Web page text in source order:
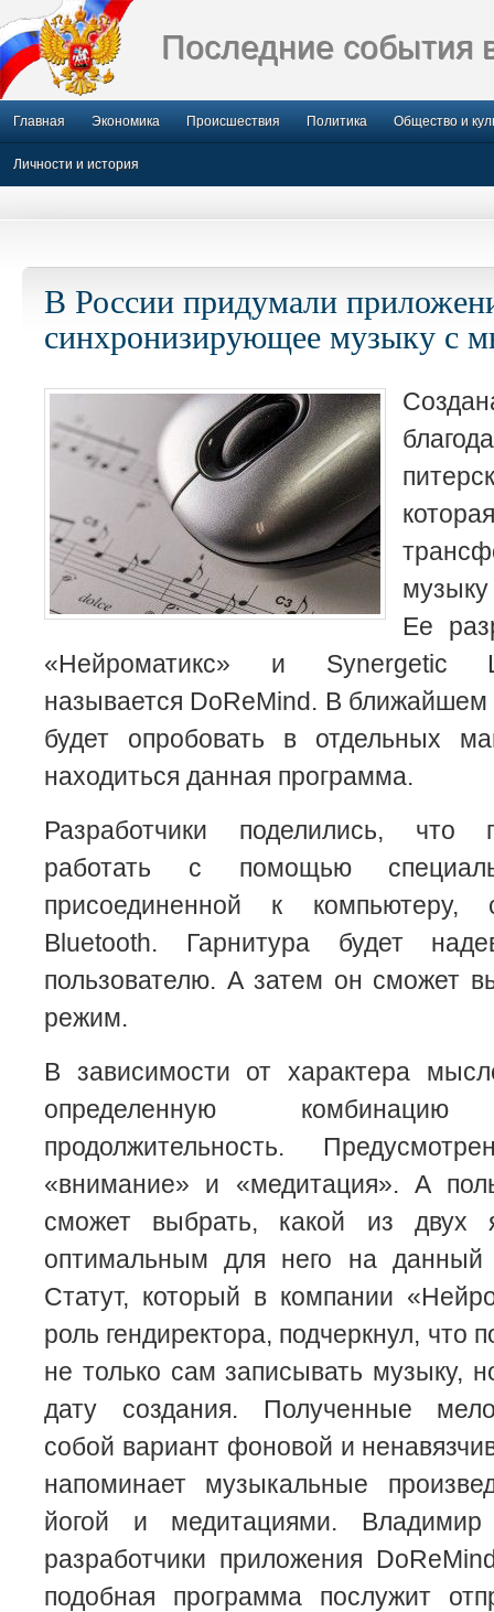
Последние события
Главная Экономика Происшествия Политика Общество и
Личности и история
В России придумали
синхронизирующее музыку с
Ее
«Нейроматикс» и Synergetic
называется DoReMind. В ближайшем
будет опробовать в отдельных
находиться данная программа.
Разработчики поделились, что
работать с помощью
присоединенной к компьютеру,
Bluetooth. Гарнитура будет
пользователю. А затем он сможет
режим.
В зависимости от характера
определенную
продолжительность.
«внимание» и «медитация». А
сможет выбрать, какой из двух
оптимальным для него на
Статут, который в компании
роль гендиректора, подчеркнул, что
не только сам записывать музыку,
дату создания. Полученные
собой вариант фоновой и
напоминает музыкальные
йогой и медитациями.
разработчики приложения
подобная программа послужит